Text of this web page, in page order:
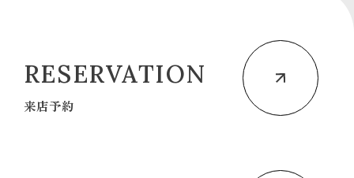
RESERVATION
来店予約